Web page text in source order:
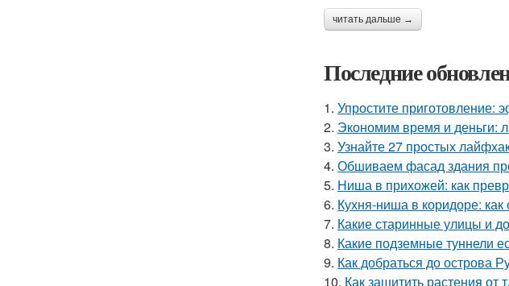
читать дальше →
Последние
1. Упростите приготовление:
2. Экономим время и деньги:
3. Узнайте 27 простых
4. Обшиваем фасад здания
5. Ниша в прихожей: как
6. Кухня-ниша в коридоре: как
7. Какие старинные улицы и
8. Какие подземные туннели
9. Как добраться до острова
10. Как защитить растения